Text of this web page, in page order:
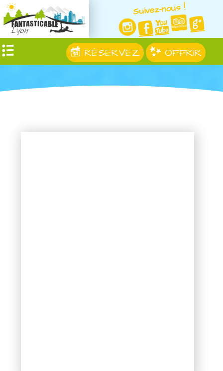
Suivez-nous !
RÉSERVEZ OFFRIR